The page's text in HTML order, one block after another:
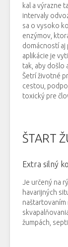
kal a výrazne
intervaly
sa o vysoko
enzýmov,
domácností aj
aplikácie je
tak, aby došlo
Šetrí životné
cestou,
toxický pre
ŠTART
Extra silný
Je určený na
havarijných
naštartovaním
žumpách,